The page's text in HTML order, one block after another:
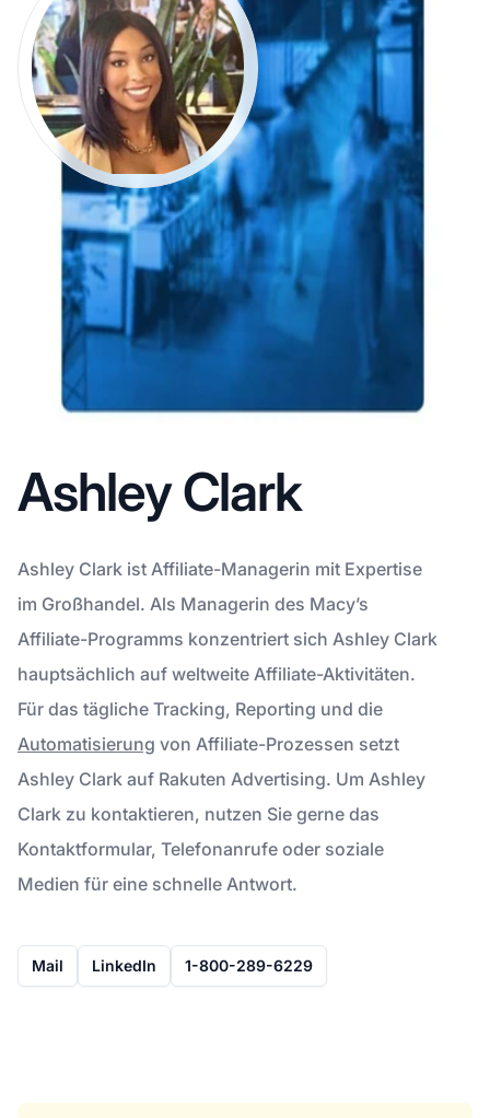
Ashley Clark
Ashley Clark ist Affiliate-Managerin mit Expertise
im Großhandel. Als Managerin des Macy’s
Affiliate-Programms konzentriert sich Ashley Clark
hauptsächlich auf weltweite Affiliate-Aktivitäten.
Für das tägliche Tracking, Reporting und die
Automatisierung von Affiliate-Prozessen setzt
Ashley Clark auf Rakuten Advertising. Um Ashley
Clark zu kontaktieren, nutzen Sie gerne das
Kontaktformular, Telefonanrufe oder soziale
Medien für eine schnelle Antwort.
Mail LinkedIn 1-800-289-6229